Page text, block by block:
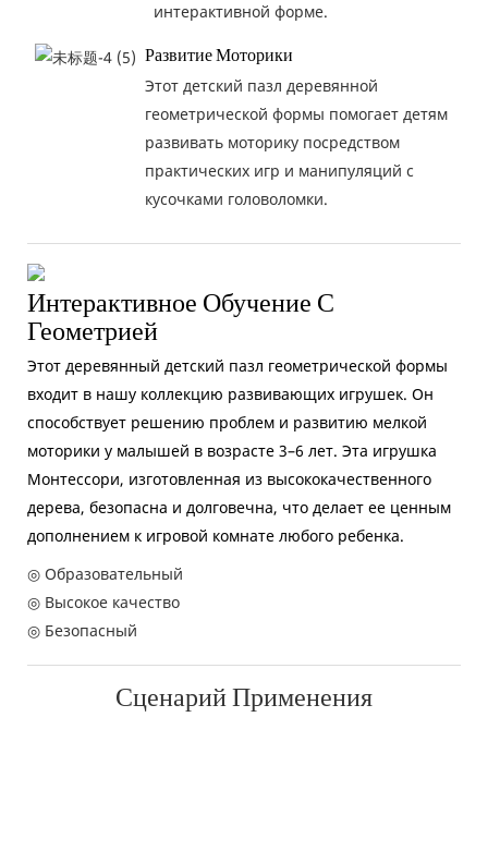
интерактивной форме.
Развитие Моторики
Этот детский пазл деревянной
геометрической формы помогает детям
развивать моторику посредством
практических игр и манипуляций с
кусочками головоломки.
Интерактивное Обучение С
Геометрией
Этот деревянный детский пазл геометрической формы
входит в нашу коллекцию развивающих игрушек. Он
способствует решению проблем и развитию мелкой
моторики у малышей в возрасте 3–6 лет. Эта игрушка
Монтессори, изготовленная из высококачественного
дерева, безопасна и долговечна, что делает ее ценным
дополнением к игровой комнате любого ребенка.
◎ Образовательный
◎ Высокое качество
◎ Безопасный
Сценарий Применения